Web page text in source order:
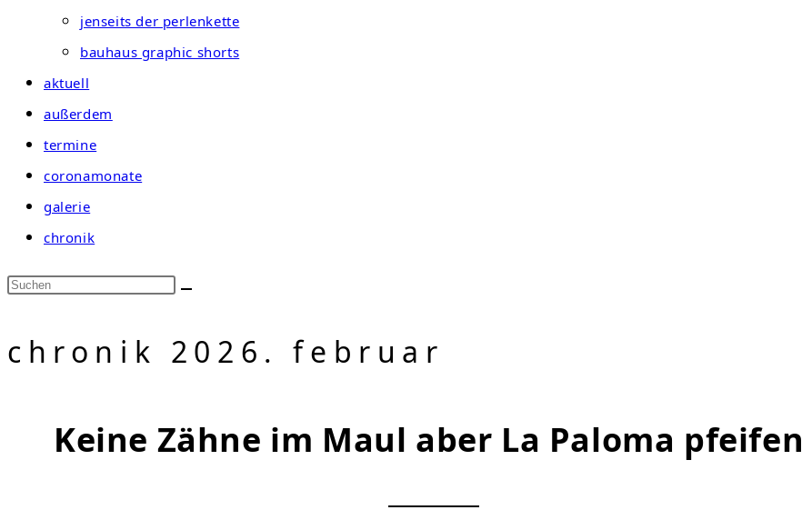
jenseits der perlenkette
bauhaus graphic shorts
aktuell
außerdem
termine
coronamonate
galerie
chronik
chronik 2026. februar
Keine Zähne im Maul aber La Paloma pfeifen